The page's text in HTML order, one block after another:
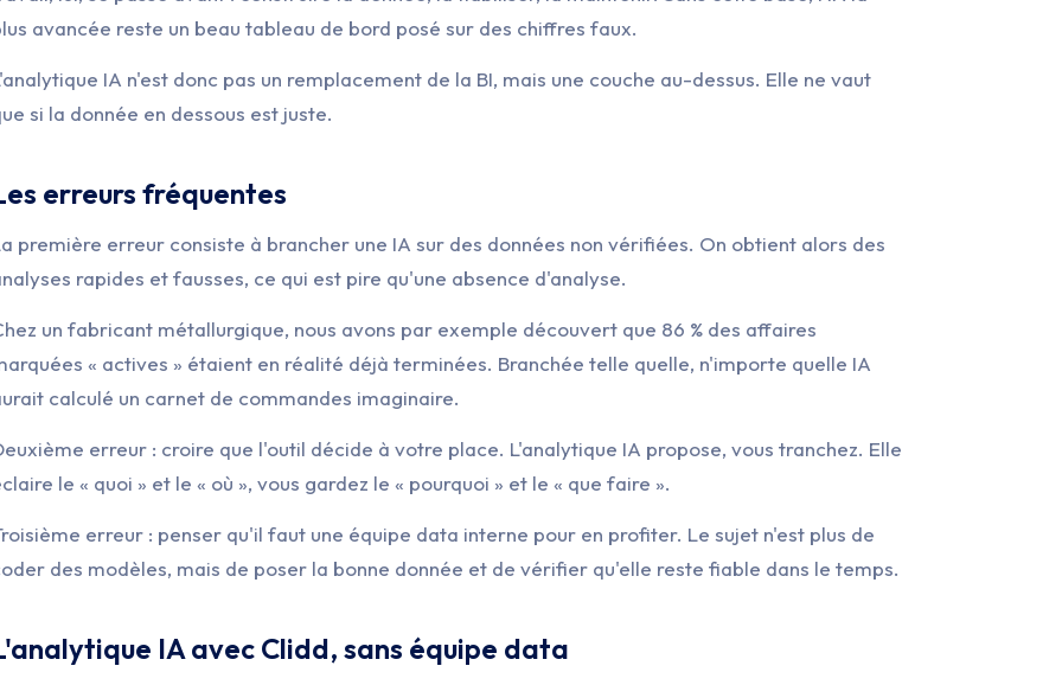
avancée reste un beau tableau de bord posé sur des chiffres faux.
IA n'est donc pas un remplacement de la BI, mais une couche au-dessus. Elle ne vaut
si la donnée en dessous est juste.
erreurs fréquentes
première erreur consiste à brancher une IA sur des données non vérifiées. On obtient alors des
rapides et fausses, ce qui est pire qu'une absence d'analyse.
un fabricant métallurgique, nous avons par exemple découvert que 86 % des affaires
« actives » étaient en réalité déjà terminées. Branchée telle quelle, n'importe quelle IA
calculé un carnet de commandes imaginaire.
erreur : croire que l'outil décide à votre place. L'analytique IA propose, vous tranchez. Elle
le « quoi » et le « où », vous gardez le « pourquoi » et le « que faire ».
erreur : penser qu'il faut une équipe data interne pour en profiter. Le sujet n'est plus de
des modèles, mais de poser la bonne donnée et de vérifier qu'elle reste fiable dans le temps.
IA avec Clidd, sans équipe data